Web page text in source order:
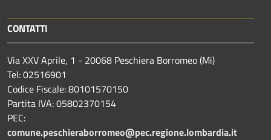
CONTATTI
Via XXV Aprile, 1 - 20068 Peschiera Borromeo (Mi)
Tel: 02516901
Codice Fiscale: 80101570150
Partita IVA: 05802370154
PEC:
comune.peschieraborromeo@pec.regione.lombardia.it